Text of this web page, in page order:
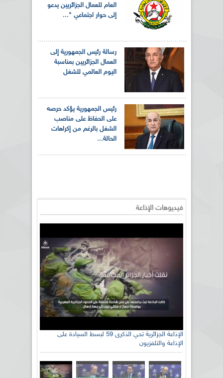
العام للعمال الجزائريين يدعو
إلى حوار اجتماعي "...
رسالة رئيس الجمهورية إلى
العمال الجزائريين بمناسبة
اليوم العالمي للشغل
رئيس الجمهورية يؤكد حرصه
على الحفاظ على مناصب
الشغل بالرغم من إكراهات
الحالة...
فيديوهات الإذاعة
الإذاعة الجزائرية تحي الذكرى 59 لبسط السيادة على
الإذاعة والتلفزيون